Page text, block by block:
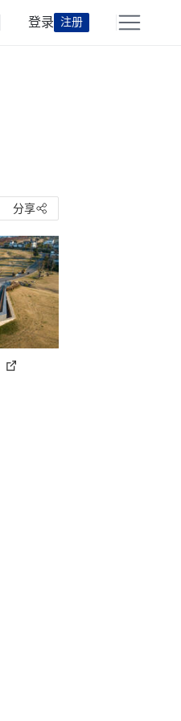
登录 注册
分享